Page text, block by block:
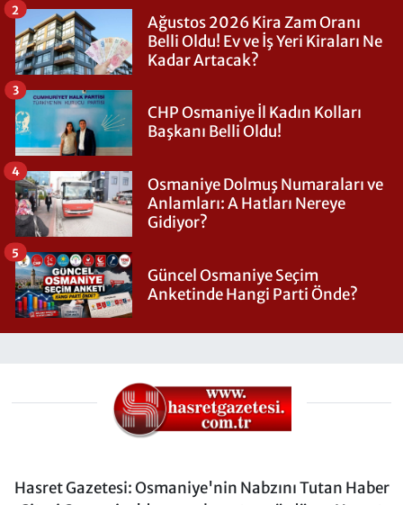
Ağustos 2026 Kira Zam Oranı
Belli Oldu! Ev ve İş Yeri Kiraları Ne
Kadar Artacak?
2
CHP Osmaniye İl Kadın Kolları
Başkanı Belli Oldu!
3
Osmaniye Dolmuş Numaraları ve
Anlamları: A Hatları Nereye
Gidiyor?
4
Güncel Osmaniye Seçim
Anketinde Hangi Parti Önde?
5
Hasret Gazetesi: Osmaniye'nin Nabzını Tutan Haber